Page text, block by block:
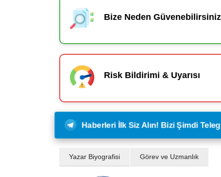
Bize Neden
Risk Bildirimi & Uyarısı
Haberleri İlk Siz Alın! Bizi Şimdi
Yazar Biyografisi Görev ve Uzmanlık